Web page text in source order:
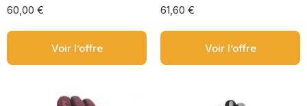
60,00 €
Voir l’offre
61,60 €
Voir l’offre